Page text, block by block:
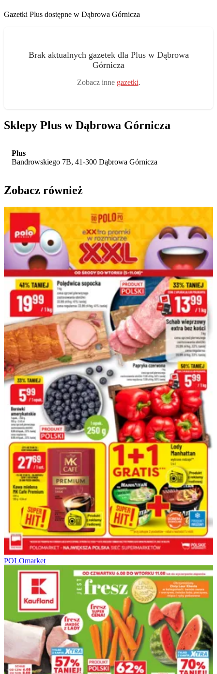
Gazetki Plus dostępne w Dąbrowa Górnicza
Brak aktualnych gazetek dla Plus w Dąbrowa
Górnicza
Zobacz inne gazetki.
Sklepy Plus w Dąbrowa Górnicza
Plus
Bandrowskiego 7B, 41-300 Dąbrowa Górnicza
Zobacz również
POLOmarket